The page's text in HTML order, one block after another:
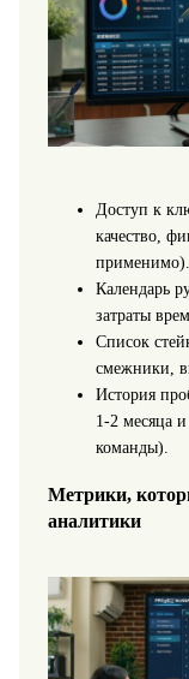
Доступ к
качество,
применимо).
Календарь
затраты
Список
смежники,
История
1-2 месяца
команды).
Метрики,
аналитики